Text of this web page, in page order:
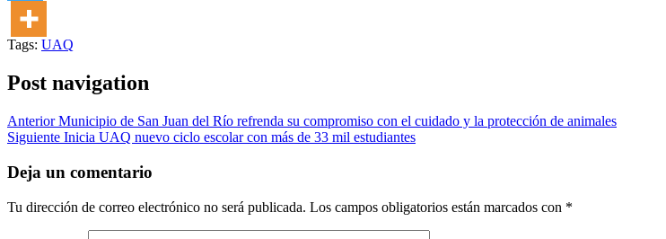
Tags: UAQ
Post navigation
AnteriorMunicipio de San Juan del Río refrenda su compromiso con el cuidado y la protección de animales
Siguiente Inicia UAQ nuevo ciclo escolar con más de 33 mil estudiantes
Deja un comentario
Tu dirección de correo electrónico no será publicada. Los campos obligatorios están marcados con *